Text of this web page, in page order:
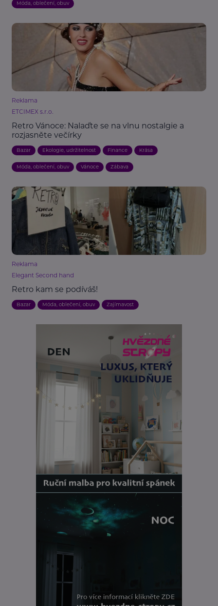
Móda, oblečení, obuv
Reklama
ETCIMEX s.r.o.
Retro Vánoce: Nalaďte se na vlnu nostalgie a
rozjasněte večírky
Bazar Ekologie, udržitelnost Finance Krása
Móda, oblečení, obuv Vánoce Zábava
Reklama
Elegant Second hand
Retro kam se podíváš!
Bazar Móda, oblečení, obuv Zajímavost